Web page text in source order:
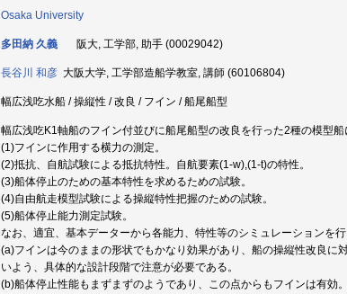
Osaka University
多田納 久義 阪大, 工学部, 助手 (00029042)
長谷川 和彦 大阪大学, 工学部造船学教室, 講師 (60106804)
幅広浅吃水船 / 操縦性 / 改良 / フイン / 船尾船型
幅広浅吃K1軸船のフイン付並びに船尾船型の改良を行った2種の模型船
(1)フインに作用する横力の測定。
(2)抵抗、自航試験による抵抗特性。自航要素(1-w),(1-t)の特性。
(3)船体停止のための基本特性を求めるための試験。
(4)自由航走模型試験による操縦特性把握のための試験。
(5)船体停止能力測定試験。
なお、適宜、基本データーから各能力、特性等のシミュレーションを
(a)フインは今のままの形状でもかなり効果があり、船の操縦性改良
いよう、具体的な設計段階で注意が必要である。
(b)船体停止性能もまずまずのようであり、この点からもフインは有効。